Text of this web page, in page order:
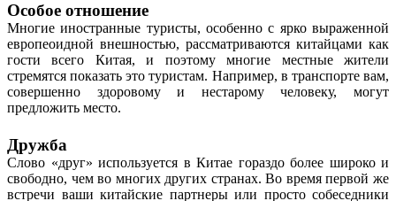
Особое отношение
Многие иностранные туристы, особенно с ярко выраженной
европеоидной внешностью, рассматриваются китайцами как
гости всего Китая, и поэтому многие местные жители
стремятся показать это туристам. Например, в транспорте вам,
совершенно здоровому и нестарому человеку, могут
предложить место.
Дружба
Слово «друг» используется в Китае гораздо более широко и
свободно, чем во многих других странах. Во время первой же
встречи ваши китайские партнеры или просто собеседники